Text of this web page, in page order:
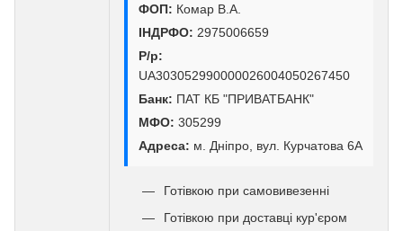
ФОП: Комар В.А.
ІНДРФО: 2975006659
Р/р:
UA303052990000026004050267450
Банк: ПАТ КБ "ПРИВАТБАНК"
МФО: 305299
Адреса: м. Дніпро, вул. Курчатова 6А
Готівкою при самовивезенні
Готівкою при доставці кур'єром